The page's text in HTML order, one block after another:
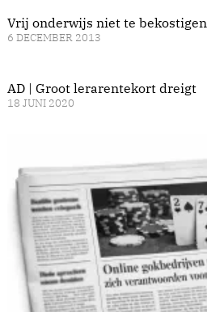
Vrij onderwijs niet te bekostigen
6 DECEMBER 2013
AD | Groot lerarentekort dreigt
18 JUNI 2020